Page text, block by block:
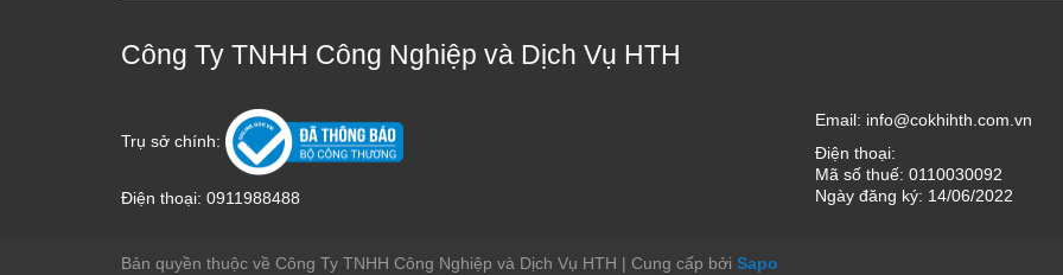
Công Ty TNHH Công Nghiệp và Dịch Vụ HTH
Trụ sở chính:
Điện thoại: 0911988488
Email: info@cokhihth.com.vn
Điện thoại:
Mã số thuế: 0110030092
Ngày đăng ký: 14/06/2022
Bản quyền thuộc về Công Ty TNHH Công Nghiệp và Dịch Vụ HTH | Cung cấp bởi Sapo